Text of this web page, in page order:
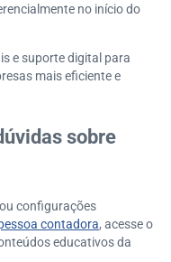
no início do
e suporte digital para
mais eficiente e
sobre
configurações
contadora, acesse o
educativos da